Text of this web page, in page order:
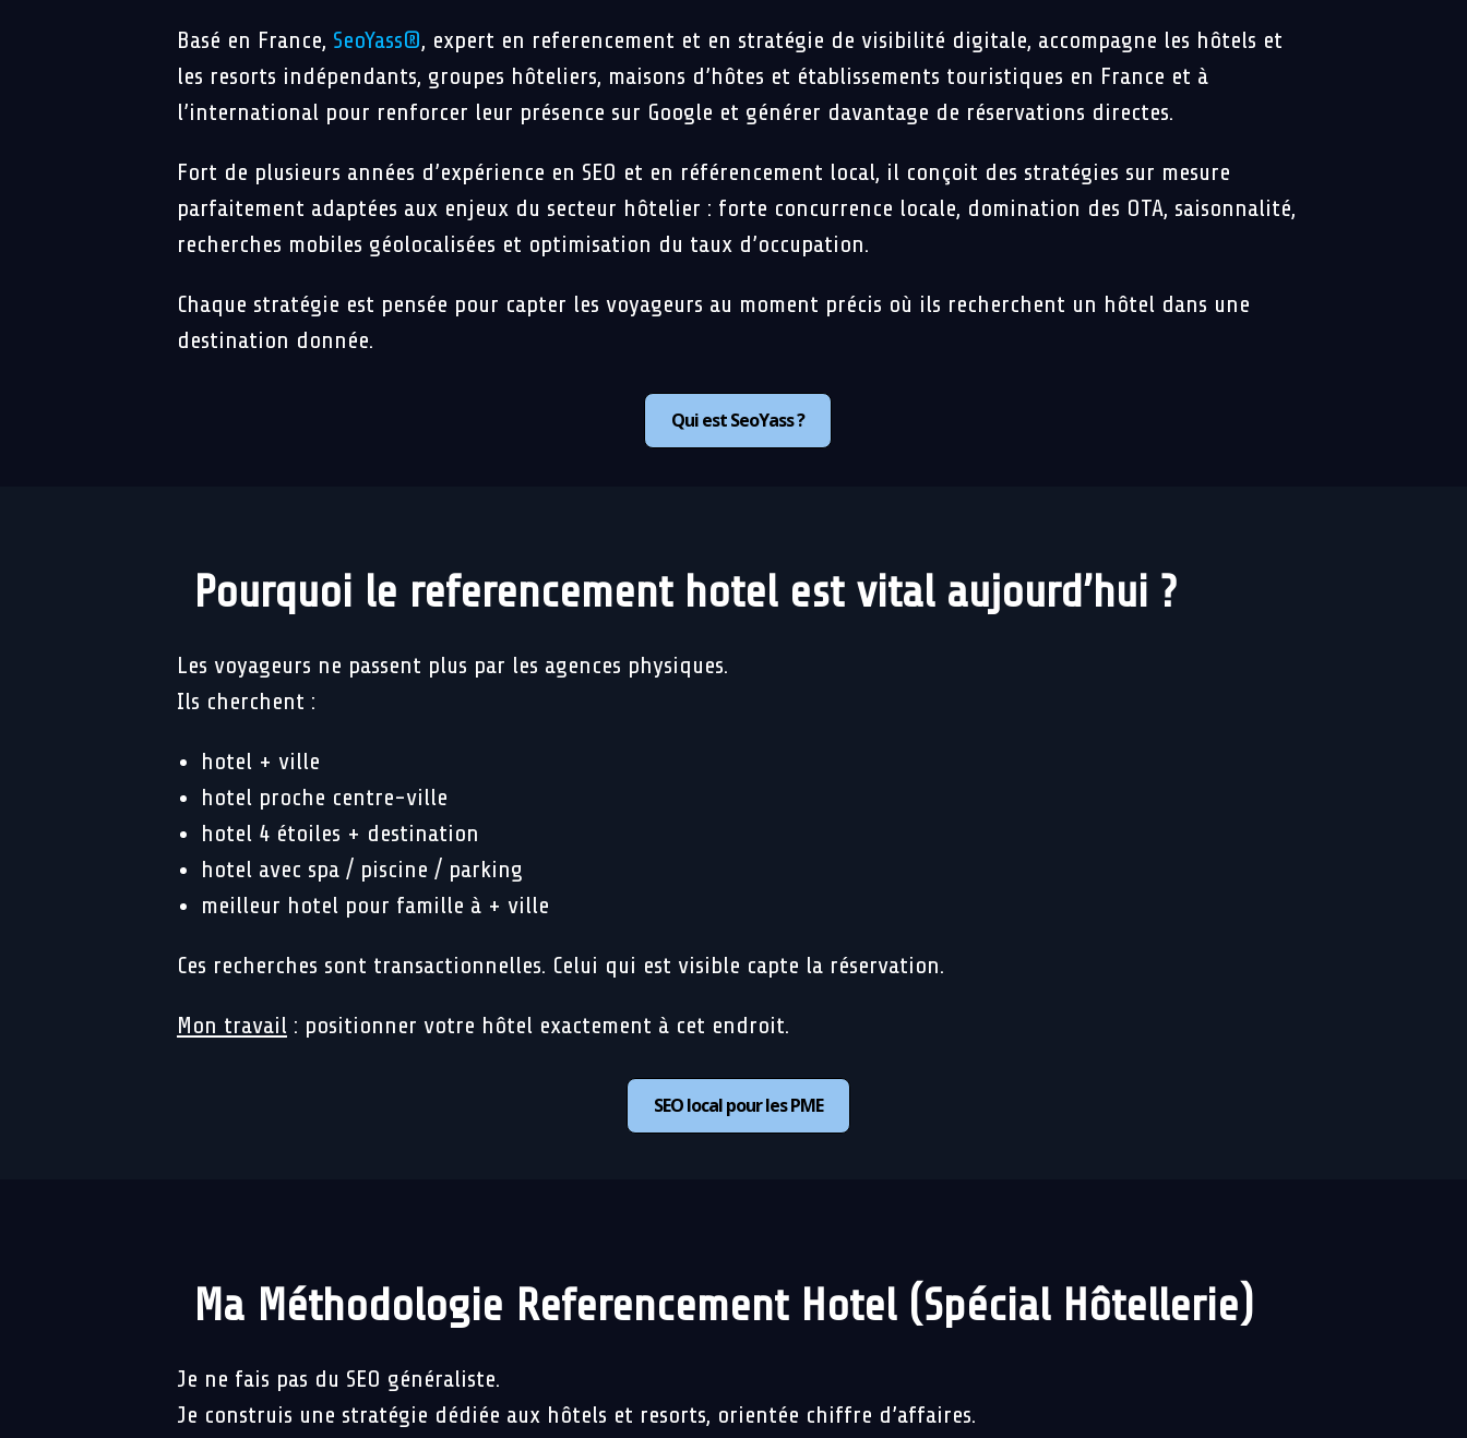
Basé en France, SeoYass®, expert en referencement et en stratégie de visibilité digitale, accompagne les hôtels et
les resorts indépendants, groupes hôteliers, maisons d’hôtes et établissements touristiques en France et à
l’international pour renforcer leur présence sur Google et générer davantage de réservations directes.
Fort de plusieurs années d’expérience en SEO et en référencement local, il conçoit des stratégies sur mesure
parfaitement adaptées aux enjeux du secteur hôtelier : forte concurrence locale, domination des OTA, saisonnalité,
recherches mobiles géolocalisées et optimisation du taux d’occupation.
Chaque stratégie est pensée pour capter les voyageurs au moment précis où ils recherchent un hôtel dans une
destination donnée.
Qui est SeoYass ?
Pourquoi le referencement hotel est vital aujourd’hui ?
Les voyageurs ne passent plus par les agences physiques.
Ils cherchent :
hotel + ville
hotel proche centre-ville
hotel 4 étoiles + destination
hotel avec spa / piscine / parking
meilleur hotel pour famille à + ville
Ces recherches sont transactionnelles. Celui qui est visible capte la réservation.
Mon travail : positionner votre hôtel exactement à cet endroit.
SEO local pour les PME
Ma Méthodologie Referencement Hotel (Spécial Hôtellerie)
Je ne fais pas du SEO généraliste.
Je construis une stratégie dédiée aux hôtels et resorts, orientée chiffre d’affaires.